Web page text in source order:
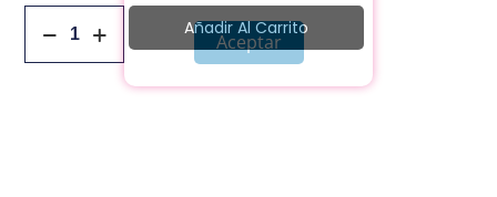
Añadir Al Carrito
Aceptar